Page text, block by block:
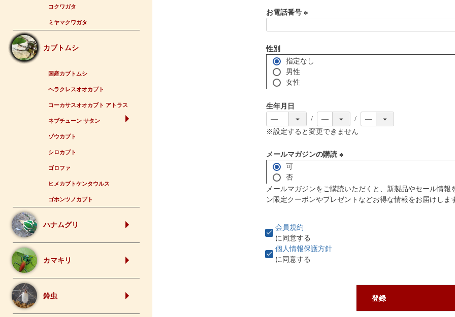
コクワガタ
ミヤマクワガタ
カブトムシ
国産カブトムシ
ヘラクレスオオカブト
コーカサスオオカブト アトラス
ネプチューン サタン
ゾウカブト
シロカブト
ゴロファ
ヒメカブトケンタウルス
ゴホンツノカブト
ハナムグリ
カマキリ
鈴虫
お電話番号
)
性別
指定なし
男性
女性
生年月日
※設定すると変更できません
メールマガジンの購読
須
)
可
否
メールマガジンをご購読いただくと、新製品やセール情報
ン限定クーポンやプレゼントなどお得な情報をお届けしま
会員規約
に同意する
個人情報保護方針
に同意する
登録